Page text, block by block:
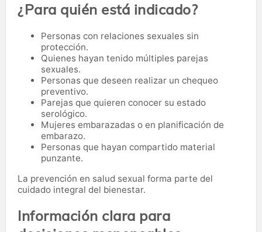
¿Para quién está indicado?
Personas con relaciones sexuales sin
protección.
Quienes hayan tenido múltiples parejas
sexuales.
Personas que deseen realizar un chequeo
preventivo.
Parejas que quieren conocer su estado
serológico.
Mujeres embarazadas o en planificación de
embarazo.
Personas que hayan compartido material
punzante.
La prevención en salud sexual forma parte del
cuidado integral del bienestar.
Información clara para